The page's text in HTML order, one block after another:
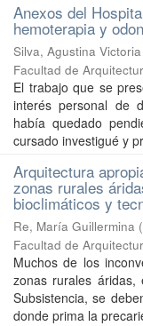
Anexos del
hemoterapia y
Silva, Agustina Victoria
Facultad de
El trabajo que se
interés personal de
había quedado
cursado investigué y
Arquitectura
zonas rurales
bioclimáticos y
Re, María Guillermina (
Facultad de
Muchos de los
zonas rurales áridas,
Subsistencia, se
donde prima la